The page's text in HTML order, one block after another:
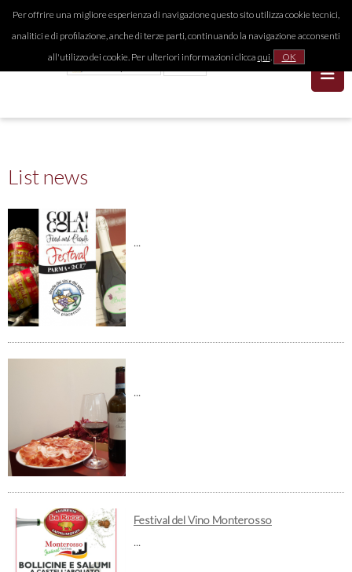
Per offrire una migliore esperienza di navigazione questo sito utilizza cookie tecnici,
analitici e di profilazione, anche di terze parti, continuando la navigazione acconsenti
all'utilizzo dei cookie. Per ulteriori informazioni clicca qui. OK
List news
...
...
Festival del Vino Monterosso
...